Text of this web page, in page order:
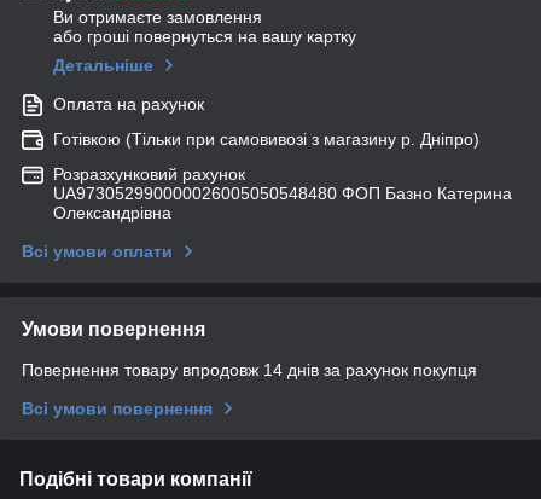
Ви отримаєте замовлення
або гроші повернуться на вашу картку
Детальніше
Оплата на рахунок
Готівкою (Тільки при самовивозі з магазину р. Дніпро)
Розразхунковий рахунок
UA973052990000026005050548480 ФОП Базно Катерина
Олександрівна
Всі умови оплати
Умови повернення
Повернення товару впродовж 14 днів за рахунок покупця
Всі умови повернення
Подібні товари компанії